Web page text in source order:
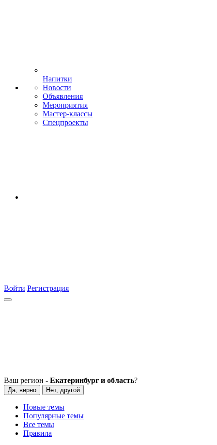
Напитки
Новости
Объявления
Мероприятия
Мастер-классы
Спецпроекты
Войти Регистрация
Ваш регион - Екатеринбург и область?
Да, верно Нет, другой
Новые темы
Популярные темы
Все темы
Правила